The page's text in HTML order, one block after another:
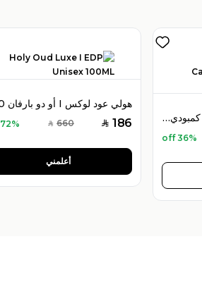
SAR 186
SAR 660
72% off
أعلمني
هولي عود زيت عطر هولي كمبودي 12 مل للجنسين
36% off